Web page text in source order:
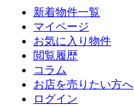
新着物件一覧
マイページ
お気に入り物件
閲覧履歴
コラム
お店を売りたい方へ
ログイン